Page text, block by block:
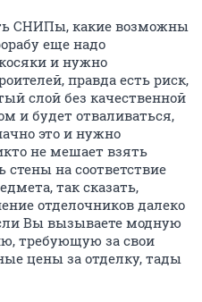
СНИПы, какие возможны
еще надо
и нужно
правда есть риск,
слой без качественной
и будет отваливаться,
это и нужно
не мешает взять
на соответствие
так сказать,
отделочников далеко
Вы вызываете модную
требующую за свои
цены за отделку, тады